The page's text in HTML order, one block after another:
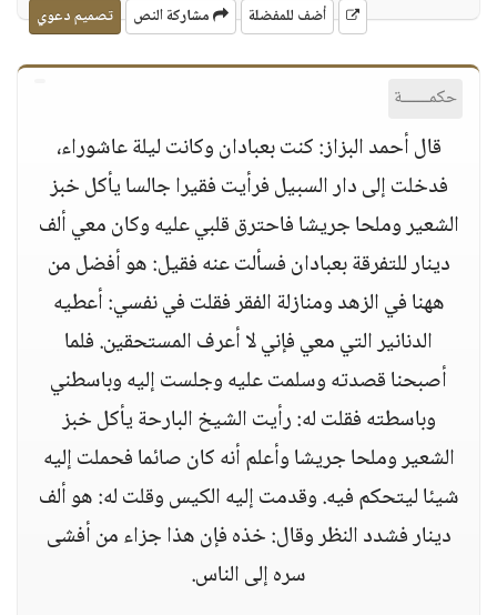
أضف للمفضلة مشاركة النص تصميم دعوي
حكمــــــة
قال أحمد البزاز: كنت بعبادان وكانت ليلة عاشوراء،
فدخلت إلى دار السبيل فرأيت فقيرا جالسا يأكل خبز
الشعير وملحا جريشا فاحترق قلبي عليه وكان معي ألف
دينار للتفرقة بعبادان فسألت عنه فقيل: هو أفضل من
ههنا في الزهد ومنازلة الفقر فقلت في نفسي: أعطيه
الدنانير التي معي فإني لا أعرف المستحقين. فلما
أصبحنا قصدته وسلمت عليه وجلست إليه وباسطني
وباسطته فقلت له: رأيت الشيخ البارحة يأكل خبز
الشعير وملحا جريشا وأعلم أنه كان صائما فحملت إليه
شيئا ليتحكم فيه. وقدمت إليه الكيس وقلت له: هو ألف
دينار فشدد النظر وقال: خذه فإن هذا جزاء من أفشى
سره إلى الناس.